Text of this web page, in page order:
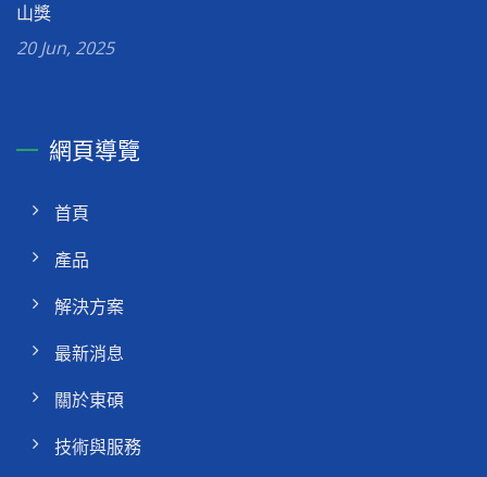
山獎
20 Jun, 2025
網頁導覽
首頁
產品
解決方案
最新消息
關於東碩
技術與服務